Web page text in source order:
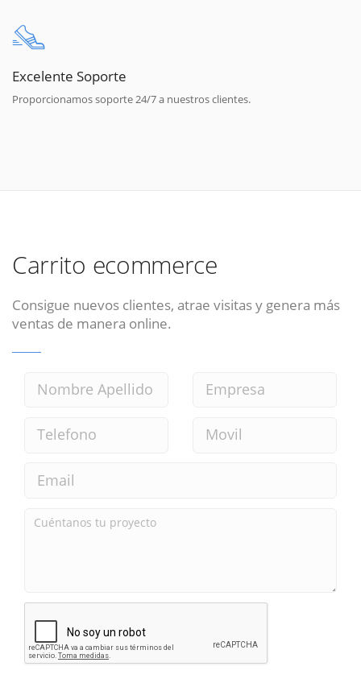
Excelente Soporte
Proporcionamos soporte 24/7 a nuestros clientes.
Carrito ecommerce
Consigue nuevos clientes, atrae visitas y genera más
ventas de manera online.